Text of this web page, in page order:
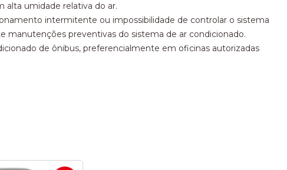
alta umidade relativa do ar.
intermitente ou impossibilidade de controlar o sistema
manutenções preventivas do sistema de ar condicionado.
de ônibus, preferencialmente em oficinas autorizadas